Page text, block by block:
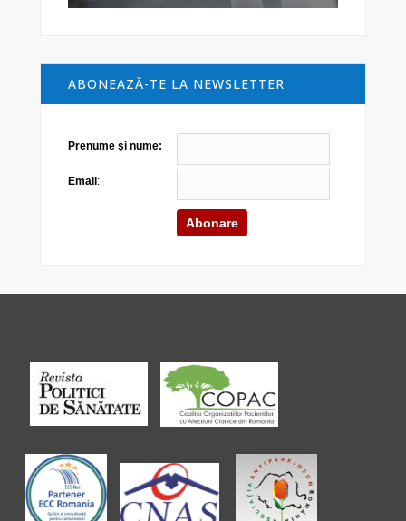
ABONEAZĂ-TE LA NEWSLETTER
Prenume şi nume:
Email :